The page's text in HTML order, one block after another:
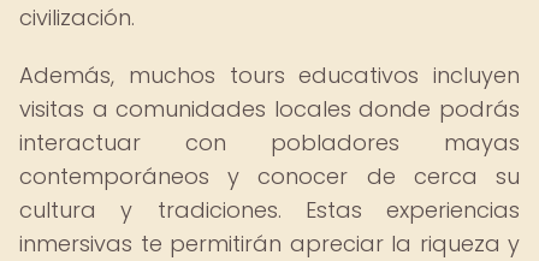
civilización.
Además, muchos tours educativos incluyen
visitas a comunidades locales donde podrás
interactuar con pobladores mayas
contemporáneos y conocer de cerca su
cultura y tradiciones. Estas experiencias
inmersivas te permitirán apreciar la riqueza y